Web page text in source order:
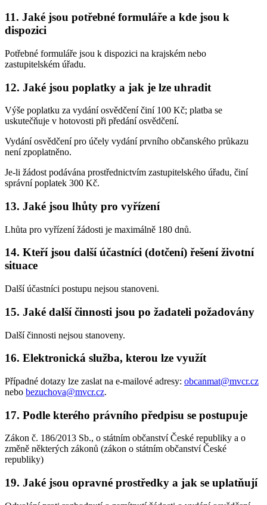
11. Jaké jsou potřebné formuláře a kde jsou k
dispozici
Potřebné formuláře jsou k dispozici na krajském nebo
zastupitelském úřadu.
12. Jaké jsou poplatky a jak je lze uhradit
Výše poplatku za vydání osvědčení činí 100 Kč; platba se
uskutečňuje v hotovosti při předání osvědčení.
Vydání osvědčení pro účely vydání prvního občanského průkazu
není zpoplatněno.
Je-li žádost podávána prostřednictvím zastupitelského úřadu, činí
správní poplatek 300 Kč.
13. Jaké jsou lhůty pro vyřízení
Lhůta pro vyřízení žádosti je maximálně 180 dnů.
14. Kteří jsou další účastníci (dotčení) řešení životní
situace
Další účastníci postupu nejsou stanoveni.
15. Jaké další činnosti jsou po žadateli požadovány
Další činnosti nejsou stanoveny.
16. Elektronická služba, kterou lze využít
Případné dotazy lze zaslat na e-mailové adresy: obcanmat@mvcr.cz
nebo bezuchova@mvcr.cz.
17. Podle kterého právního předpisu se postupuje
Zákon č. 186/2013 Sb., o státním občanství České republiky a o
změně některých zákonů (zákon o státním občanství České
republiky)
19. Jaké jsou opravné prostředky a jak se uplatňují